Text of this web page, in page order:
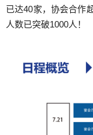
已达40家，协会合作
人数已突破1000人！